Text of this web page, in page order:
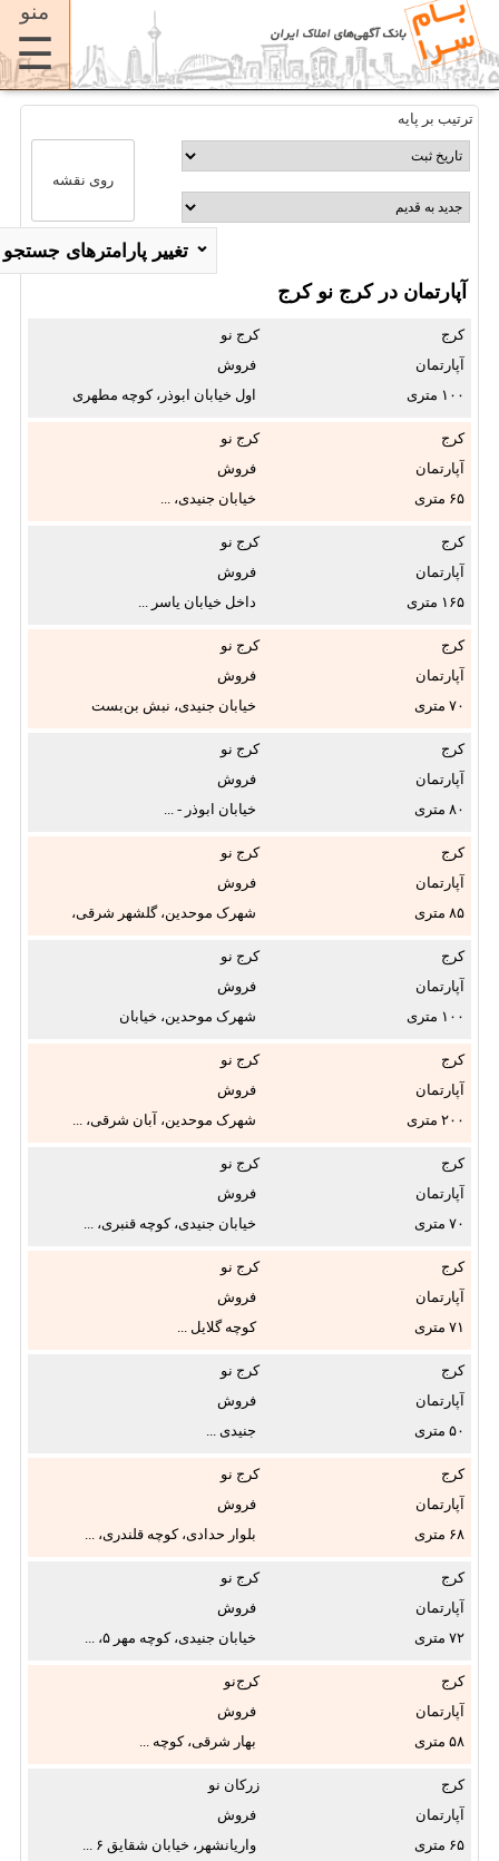
منو
☰
⌄ تغییر پارامترهای جستجو
شهر:
محله:
نوع ملک:
✖
متراژ از:
مربع
پارکینگ:
پکیج:
عکس‌دارها:
روی نقشه
ترتیب بر پایه
آپارتمان در کرج نو کرج
کرج
کرج نو
آپارتمان
فروش
۱۰۰
اول خیابان ابوذر، کوچه مطهری
کرج
کرج نو
آپارتمان
فروش
۶۵
خیابان جنیدی، ...
کرج
کرج نو
آپارتمان
فروش
۱۶۵
داخل خیابان یاسر ...
کرج
کرج نو
آپارتمان
فروش
۷۰
خیابان جنیدی، نبش بن‌بست
کرج
کرج نو
آپارتمان
فروش
۸۰
خیابان ابوذر - ...
کرج
کرج نو
آپارتمان
فروش
۸۵
شهرک موحدین، گلشهر شرقی،
کرج
کرج نو
آپارتمان
فروش
۱۰۰
شهرک موحدین، خیابان
کرج
کرج نو
آپارتمان
فروش
۲۰۰
شهرک موحدین، آبان شرقی، ...
کرج
کرج نو
آپارتمان
فروش
۷۰
خیابان جنیدی، کوچه قنبری، ...
کرج
کرج نو
آپارتمان
فروش
۷۱
کوچه گلایل ...
کرج
کرج نو
آپارتمان
فروش
۵۰
جنیدی ...
کرج
کرج نو
آپارتمان
فروش
۶۸
بلوار حدادی، کوچه قلندری، ...
کرج
کرج نو
آپارتمان
فروش
۷۲
خیابان جنیدی، کوچه مهر ۵، ...
کرج
کرج‌نو
آپارتمان
فروش
۵۸
بهار شرقی، کوچه ...
کرج
زرکان نو
آپارتمان
فروش
۶۵
واریانشهر، خیابان شقایق ۶ ...